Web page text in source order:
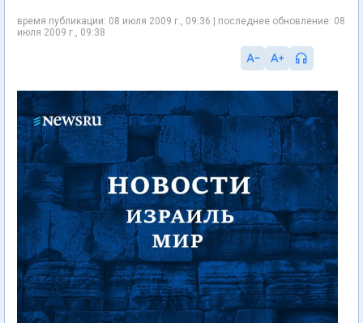
время публикации: 08 июля 2009 г., 09:36 | последнее обновление: 08
июля 2009 г., 09:38